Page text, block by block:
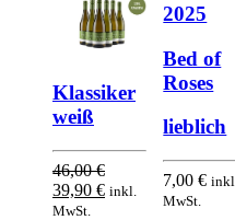
Klassiker
weiß
46,00€
Ursprünglicher
Preis
39,90 €Aktueller
inkl.
MwSt.
2025
Bed of
Roses
lieblich
7,00€ inkl.
MwSt.